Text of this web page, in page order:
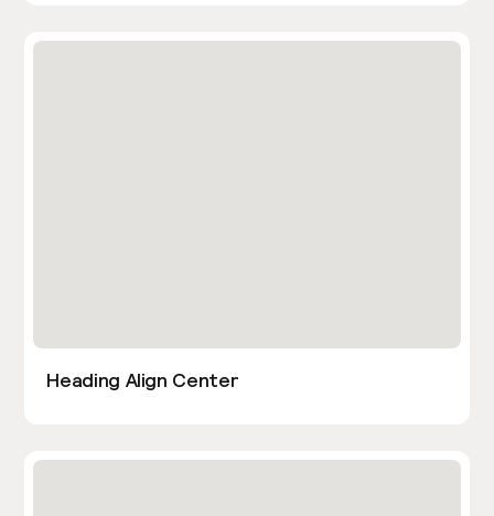
Heading Align Center